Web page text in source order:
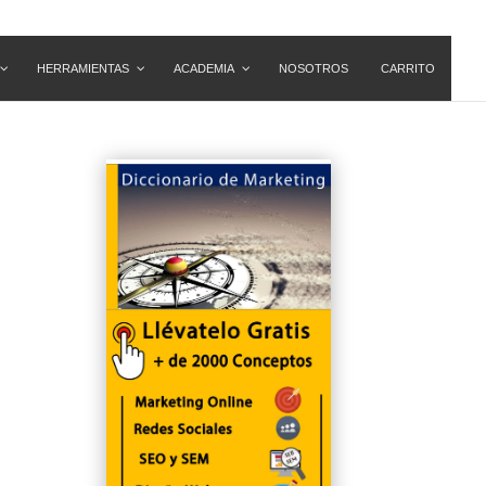
HERRAMIENTAS ACADEMIA NOSOTROS CARRITO